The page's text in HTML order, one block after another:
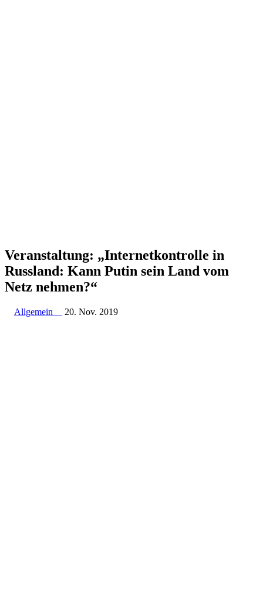
Veran­staltung: „Inter­net­kon­trolle in
Russland: Kann Putin sein Land vom
Netz nehmen?“
Allgemein 20. Nov. 2019